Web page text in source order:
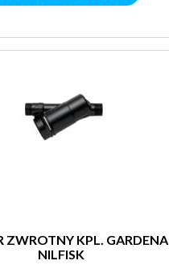
ZWROTNY KPL. GARDENA
NILFISK